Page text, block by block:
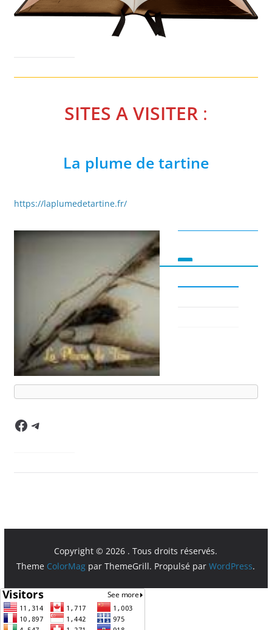
SITES A VISITER:
La plume de tartine
https://laplumedetartine.fr/
Facebook Telegram
Copyright © 2026 . Tous droits réservés.
Theme ColorMag par ThemeGrill. Propulsé parWordPress.